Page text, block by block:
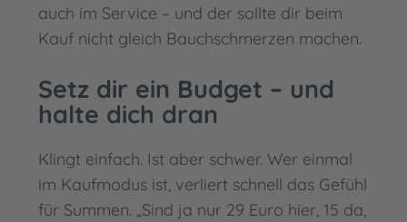
auch im Service – und der sollte dir beim
Kauf nicht gleich Bauchschmerzen machen.
Setz dir ein Budget – und
halte dich dran
Klingt einfach. Ist aber schwer. Wer einmal
im Kaufmodus ist, verliert schnell das Gefühl
für Summen. „Sind ja nur 29 Euro hier, 15 da,